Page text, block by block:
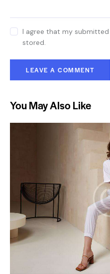
I agree that my
stored.
You May Also Like